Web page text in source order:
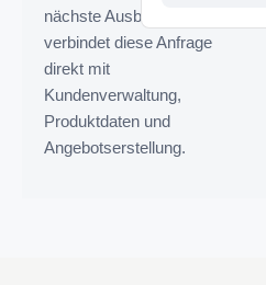
nächste Ausbaustufe
verbindet diese Anfrage
direkt mit
Kundenverwaltung,
Produktdaten und
Angebotserstellung.